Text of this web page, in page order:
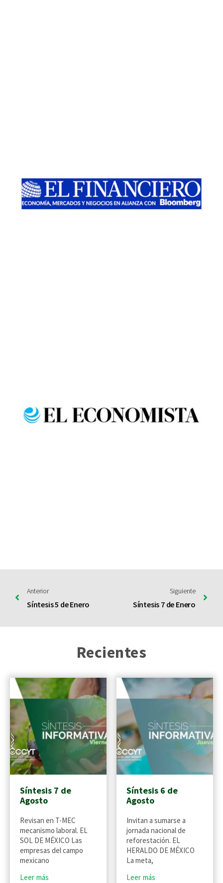
Anterior
Síntesis 5 de Enero
Siguiente
Síntesis 7 de Enero
Recientes
Síntesis 7 de
Agosto
Revisan en T-MEC
mecanismo laboral. EL
SOL DE MÉXICO Las
empresas del campo
mexicano
Leer más
Síntesis 6 de
Agosto
Invitan a sumarse a
jornada nacional de
reforestación. EL
HERALDO DE MÉXICO
La meta,
Leer más